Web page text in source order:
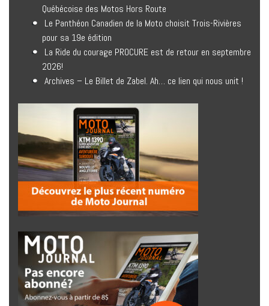
Québécoise des Motos Hors Route
Le Panthéon Canadien de la Moto choisit Trois-Rivières
pour sa 19e édition
La Ride du courage PROCURE est de retour en septembre
2026!
Archives – Le Billet de Zabel. Ah… ce lien qui nous unit !